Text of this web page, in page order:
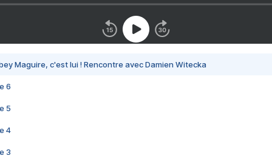
Maguire, c'est lui ! Rencontre avec Damien Witecka
6
5
4
3